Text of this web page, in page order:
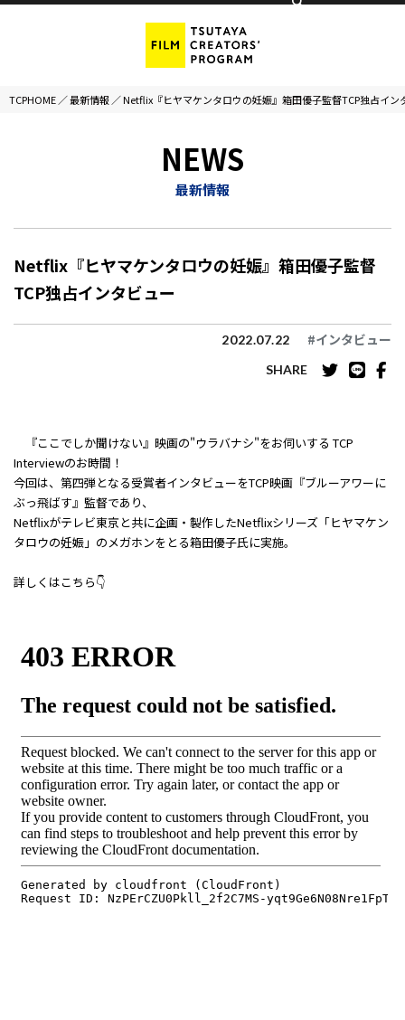
TCPHOME ／最新情報 ／Netflix『ヒヤマケンタロウの妊娠』箱田優子監督TCP独占イン
NEWS
最新情報
Netflix『ヒヤマケンタロウの妊娠』箱田優子監督
TCP独占インタビュー
2022.07.22 #インタビュー
SHARE
『ここでしか聞けない』映画の"ウラバナシ"をお伺いする TCP
Interviewのお時間！
今回は、第四弾となる受賞者インタビューをTCP映画『ブルーアワーに
ぶっ飛ばす』監督であり、
Netflixがテレビ東京と共に企画・製作したNetflixシリーズ「ヒヤマケン
タロウの妊娠」のメガホンをとる箱田優子氏に実施。
詳しくはこちら👇